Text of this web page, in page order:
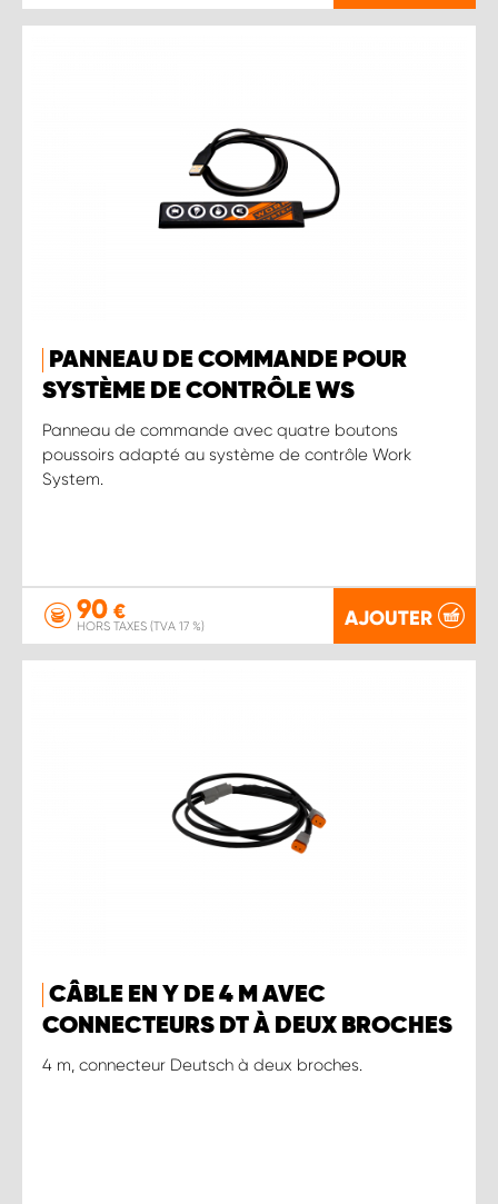
PANNEAU DE COMMANDE POUR
SYSTÈME DE CONTRÔLE WS
Panneau de commande avec quatre boutons
poussoirs adapté au système de contrôle Work
System.
90 €
HORS TAXES (TVA 17 %) AJOUTER
CÂBLE EN Y DE 4 M AVEC
CONNECTEURS DT À DEUX BROCHES
4 m, connecteur Deutsch à deux broches.